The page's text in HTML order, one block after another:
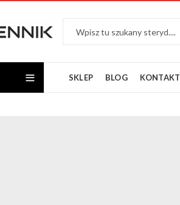
SKLEP BLOG KONTAKT